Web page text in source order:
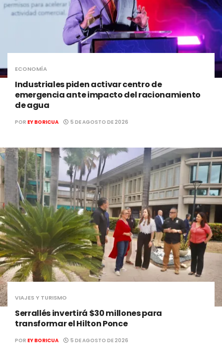
ECONOMÍA
Industriales piden activar centro de
emergencia ante impacto del racionamiento
de agua
POR EY BORICUA 5 DE AGOSTO DE 2026
VIAJES Y TURISMO
Serrallés invertirá $30 millones para
transformar el Hilton Ponce
POR EY BORICUA 5 DE AGOSTO DE 2026